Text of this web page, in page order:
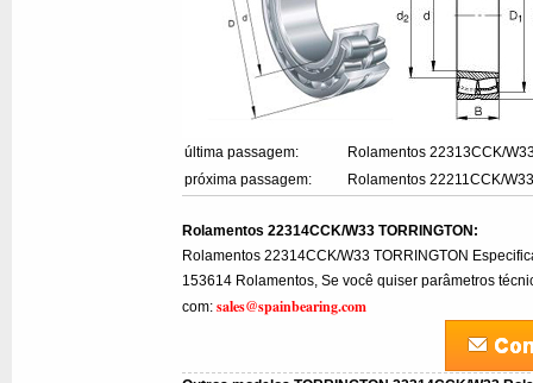
última passagem:
Rolamentos 22313CCK/
próxima passagem:
Rolamentos 22211CCK/
Rolamentos 22314CCK/W33 TORRINGTON:
Rolamentos 22314CCK/W33 TORRINGTON
153614 Rolamentos, Se você quiser parâmetros
com:sales@spainbearing.com